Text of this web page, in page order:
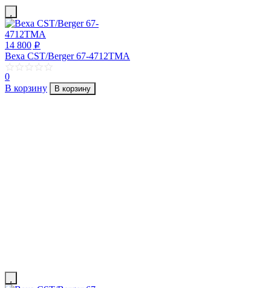
14 800 p
Веха CST/Berger 67-4712TMA
0
В корзину
В корзину